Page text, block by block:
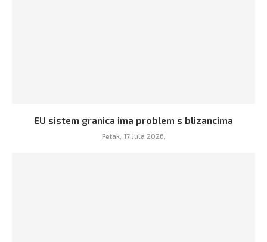
EU sistem granica ima problem s blizancima
Petak, 17 Jula 2026,